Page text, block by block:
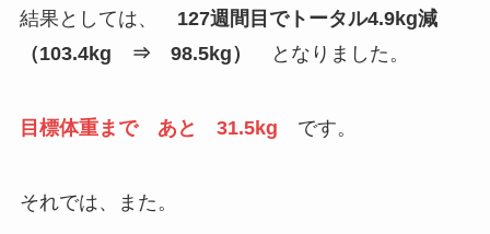
結果としては、
127週間目でトータル4.9kg減
（103.4kg ⇒ 98.5kg）
となりました。
目標体重まで あと 31.5kg です。
それでは、また。